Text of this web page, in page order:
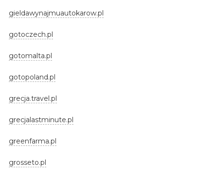
gieldawynajmuautokarow.pl
gotoczech.pl
gotomalta.pl
gotopoland.pl
grecja.travel.pl
grecjalastminute.pl
greenfarma.pl
grosseto.pl